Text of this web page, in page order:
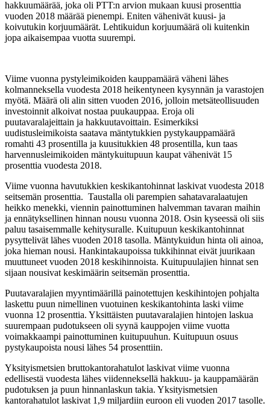
hakkuumäärää, joka oli PTT:n arvion mukaan kuusi prosenttia
vuoden 2018 määrää pienempi. Eniten vähenivät kuusi- ja
koivutukin korjuumäärät. Lehtikuidun korjuumäärä oli kuitenkin
jopa aikaisempaa vuotta suurempi.
Viime vuonna pystyleimikoiden kauppamäärä väheni lähes
kolmanneksella vuodesta 2018 heikentyneen kysynnän ja varastojen
myötä. Määrä oli alin sitten vuoden 2016, jolloin metsäteollisuuden
investoinnit alkoivat nostaa puukauppaa. Eroja oli
puutavaralajeittain ja hakkuutavoittain. Esimerkiksi
uudistusleimikoista saatava mäntytukkien pystykauppamäärä
romahti 43 prosentilla ja kuusitukkien 48 prosentilla, kun taas
harvennusleimikoiden mäntykuitupuun kaupat vähenivät 15
prosenttia vuodesta 2018.
Viime vuonna havutukkien keskikantohinnat laskivat vuodesta 2018
seitsemän prosenttia. Taustalla oli parempien sahatavaralaatujen
heikko menekki, viennin painottuminen halvemman tavaran maihin
ja ennätyksellinen hinnan nousu vuonna 2018. Osin kyseessä oli siis
paluu tasaisemmalle kehitysuralle. Kuitupuun keskikantohinnat
pysyttelivät lähes vuoden 2018 tasolla. Mäntykuidun hinta oli ainoa,
joka hieman nousi. Hankintakaupoissa tukkihinnat eivät juurikaan
muuttuneet vuoden 2018 keskihinnoista. Kuitupuulajien hinnat sen
sijaan nousivat keskimäärin seitsemän prosenttia.
Puutavaralajien myyntimäärillä painotettujen keskihintojen pohjalta
laskettu puun nimellinen vuotuinen keskikantohinta laski viime
vuonna 12 prosenttia. Yksittäisten puutavaralajien hintojen laskua
suurempaan pudotukseen oli syynä kauppojen viime vuotta
voimakkaampi painottuminen kuitupuuhun. Kuitupuun osuus
pystykaupoista nousi lähes 54 prosenttiin.
Yksityismetsien bruttokantorahatulot laskivat viime vuonna
edellisestä vuodesta lähes viidenneksellä hakkuu- ja kauppamäärän
pudotuksen ja puun hinnanlaskun takia. Yksityismetsien
kantorahatulot laskivat 1,9 miljardiin euroon eli vuoden 2017 tasolle.